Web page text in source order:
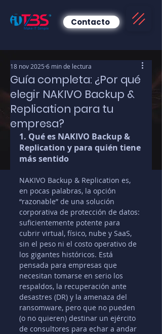
Contacto
Guía completa: ¿Por qué
elegir NAKIVO Backup &
Replication para tu
empresa?
18 nov 2025 6 min de lectura
1. Qué es NAKIVO Backup &
Replication y para quién tiene
más sentido
NAKIVO Backup & Replication es,
en pocas palabras, la opción
“razonable” de una solución
corporativa de protección de datos:
suficientemente potente para
cubrir virtual, físico, nube y SaaS,
sin el peso ni el costo operativo de
los gigantes históricos. Está
pensada para empresas que
necesitan tomarse en serio los
respaldos, la recuperación ante
desastres (DR) y la amenaza del
ransomware, pero que no pueden
(o no quieren) destinar un ejército
de consultores para echar a andar